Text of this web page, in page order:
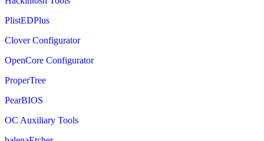
PlistEDPlus
Clover Configurator
OpenCore Configurator
ProperTree
PearBIOS
OC Auxiliary Tools